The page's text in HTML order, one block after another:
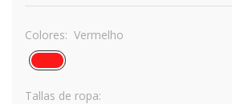
Colores: Vermelho
Tallas de ropa: